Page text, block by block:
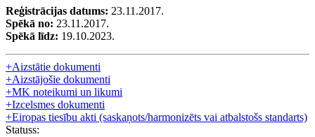
Reģistrācijas datums: 23.11.2017.
Spēkā no: 23.11.2017.
Spēkā līdz: 19.10.2023.
+Aizstātie dokumenti
+Aizstājošie dokumenti
+MK noteikumi un likumi
+Izcelsmes dokumenti
+Eiropas tiesību akti (saskaņots/harmonizēts vai atbalstošs standarts)
Statuss: